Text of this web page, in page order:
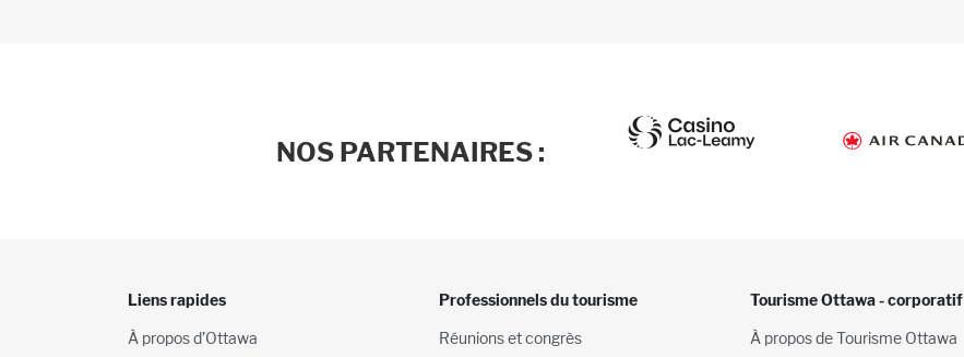
NOS PARTENAIRES :
Liens rapides
À propos d’Ottawa
Professionnels du tourisme
Réunions et congrès
Tourisme Ottawa - corporatif
À propos de Tourisme Ottawa